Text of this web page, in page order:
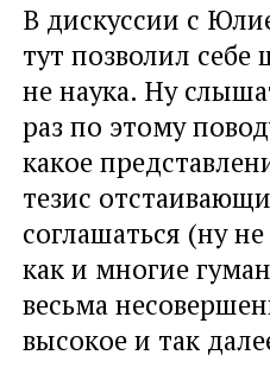
В дискуссии с
тут позволил
не наука. Ну
раз по этому
какое
тезис
соглашаться (ну
как и многие
весьма
высокое и так